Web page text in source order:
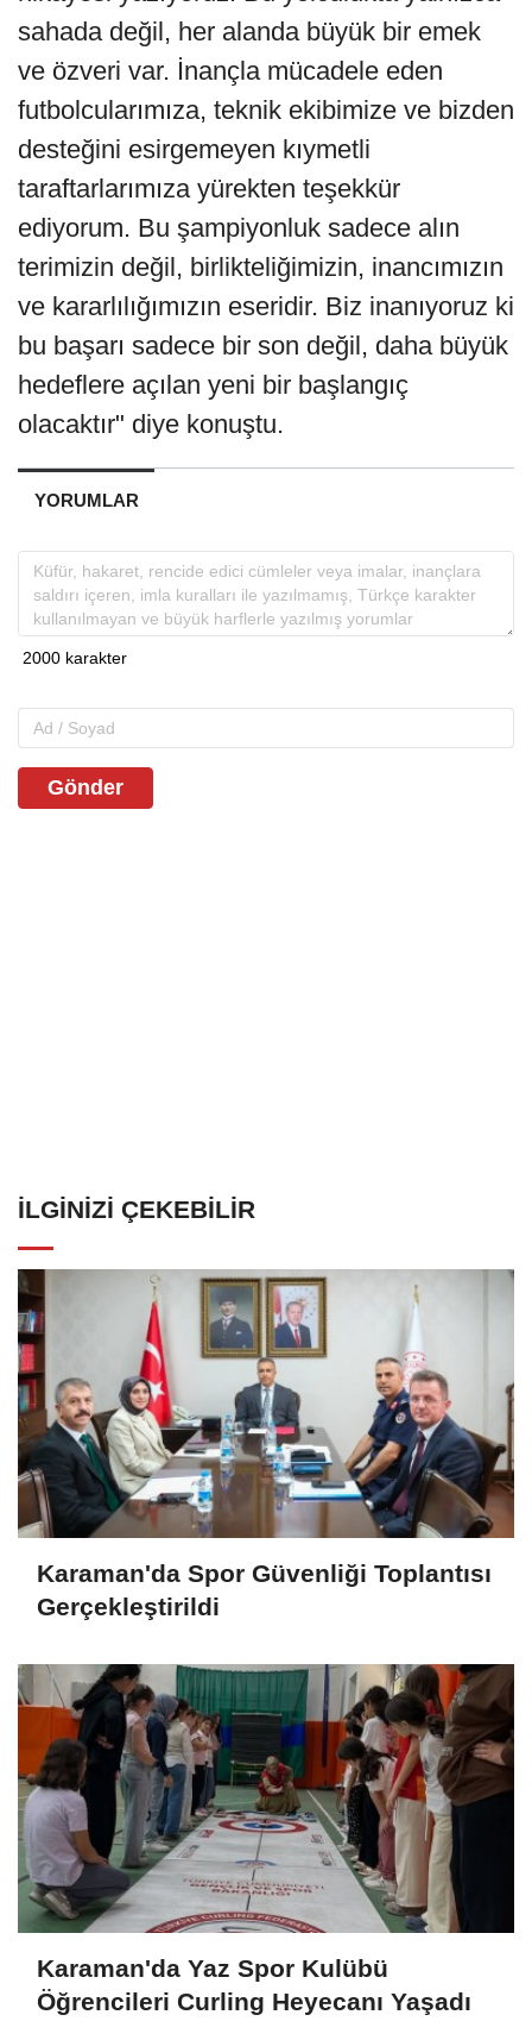
sahada değil, her alanda büyük bir emek
ve özveri var. İnançla mücadele eden
futbolcularımıza, teknik ekibimize ve bizden
desteğini esirgemeyen kıymetli
taraftarlarımıza yürekten teşekkür
ediyorum. Bu şampiyonluk sadece alın
terimizin değil, birlikteliğimizin, inancımızın
ve kararlılığımızın eseridir. Biz inanıyoruz ki
bu başarı sadece bir son değil, daha büyük
hedeflere açılan yeni bir başlangıç
olacaktır" diye konuştu.
YORUMLAR
Gönder
İLGINIZI ÇEKEBILIR
Karaman'da Spor Güvenliği Toplantısı
Gerçekleştirildi
Karaman'da Yaz Spor Kulübü
Öğrencileri Curling Heyecanı Yaşadı